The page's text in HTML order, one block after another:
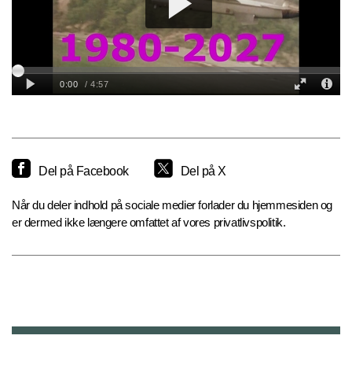
Del på Facebook Del på X
Når du deler indhold på sociale medier forlader du hjemmesiden og
er dermed ikke længere omfattet af vores privatlivspolitik.